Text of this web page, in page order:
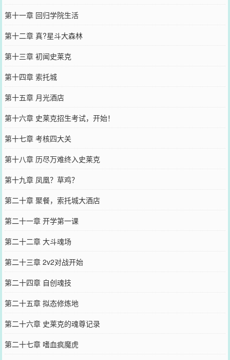
第十一章 回归学院生活
第十二章 真?星斗大森林
第十三章 初闻史莱克
第十四章 索托城
第十五章 月光酒店
第十六章 史莱克招生考试，开始！
第十七章 考核四大关
第十八章 历尽万难终入史莱克
第十九章 凤凰？草鸡？
第二十章 聚餐，索托城大酒店
第二十一章 开学第一课
第二十二章 大斗魂场
第二十三章 2v2对战开始
第二十四章 自创魂技
第二十五章 拟态修炼地
第二十六章 史莱克的魂尊记录
第二十七章 嗜血疯魔虎